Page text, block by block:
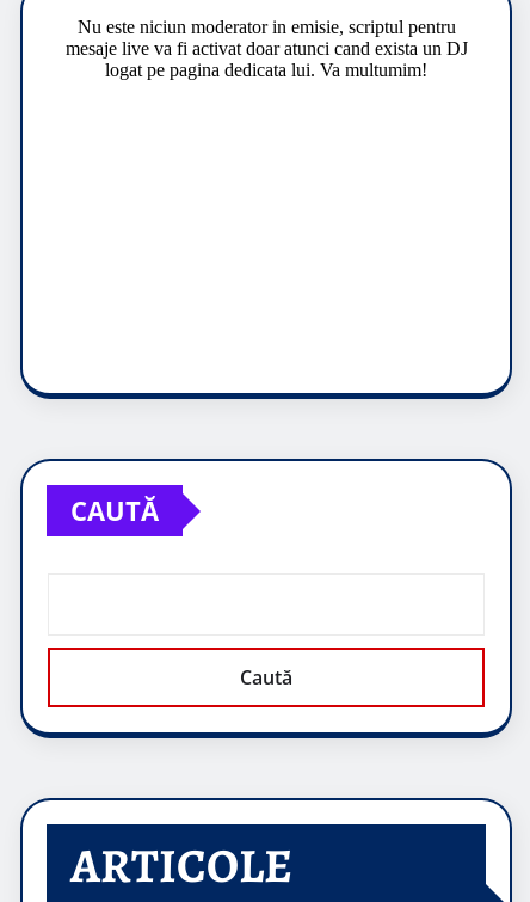
CAUTĂ
Caută
ARTICOLE